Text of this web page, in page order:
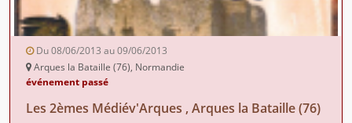
Du 08/06/2013 au 09/06/2013
Arques la Bataille (76), Normandie
événement passé
Les 2èmes Médiév'Arques , Arques la Bataille (76)